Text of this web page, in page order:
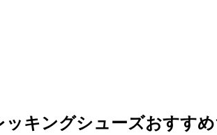
キングシューズおすす